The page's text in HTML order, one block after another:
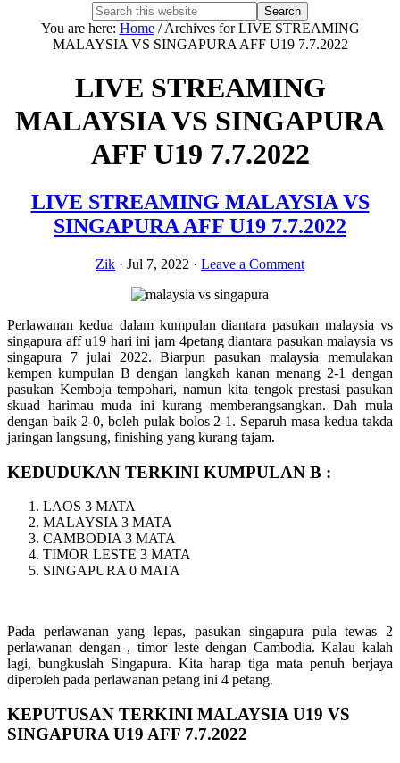
Search
this
website
Hide
Search
You are here: Home /Archives for LIVE STREAMING
MALAYSIA VS SINGAPURA AFF U19 7.7.2022
LIVE STREAMING
MALAYSIA VS SINGAPURA
AFF U19 7.7.2022
LIVE STREAMING MALAYSIA VS
SINGAPURA AFF U19 7.7.2022
Zik · Jul 7, 2022 · Leave a Comment
Perlawanan kedua dalam kumpulan diantara pasukan malaysia vs
singapura aff u19 hari ini jam 4petang diantara pasukan malaysia vs
singapura 7 julai 2022. Biarpun pasukan malaysia memulakan
kempen kumpulan B dengan langkah kanan menang 2-1 dengan
pasukan Kemboja tempohari, namun kita tengok prestasi pasukan
skuad harimau muda ini kurang memberangsangkan. Dah mula
dengan baik 2-0, boleh pulak bolos 2-1. Separuh masa kedua takda
jaringan langsung, finishing yang kurang tajam.
KEDUDUKAN TERKINI KUMPULAN B :
LAOS 3 MATA
MALAYSIA 3 MATA
CAMBODIA 3 MATA
TIMOR LESTE 3 MATA
SINGAPURA 0 MATA
Pada perlawanan yang lepas, pasukan singapura pula tewas 2
perlawanan dengan , timor leste dengan Cambodia. Kalau kalah
lagi, bungkuslah Singapura. Kita harap tiga mata penuh berjaya
diperoleh pada perlawanan petang ini 4 petang.
KEPUTUSAN TERKINI MALAYSIA U19 VS
SINGAPURA U19 AFF 7.7.2022